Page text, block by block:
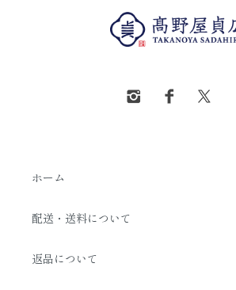
ホーム
配送・送料について
返品について